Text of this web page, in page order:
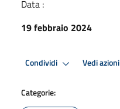
Data :
19 febbraio 2024
Condividi Vedi azioni
Categorie: